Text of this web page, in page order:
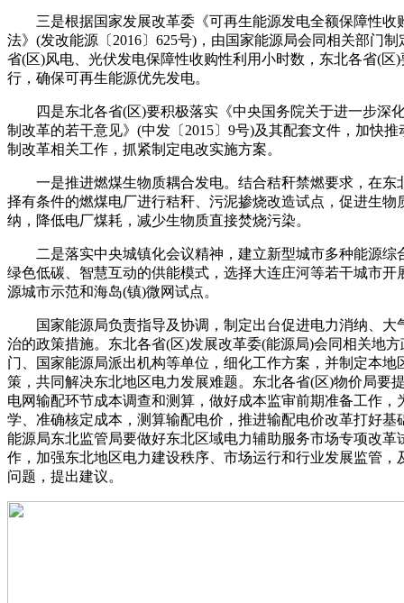
三是根据国家发展改革委《可再生能源发电全额保障性收
法》(发改能源〔2016〕625号)，由国家能源局会同相关部门制
省(区)风电、光伏发电保障性收购性利用小时数，东北各省(区
行，确保可再生能源优先发电。
四是东北各省(区)要积极落实《中央国务院关于进一步深
制改革的若干意见》(中发〔2015〕9号)及其配套文件，加快推
制改革相关工作，抓紧制定电改实施方案。
一是推进燃煤生物质耦合发电。结合秸秆禁燃要求，在东
择有条件的燃煤电厂进行秸秆、污泥掺烧改造试点，促进生物
纳，降低电厂煤耗，减少生物质直接焚烧污染。
二是落实中央城镇化会议精神，建立新型城市多种能源综
绿色低碳、智慧互动的供能模式，选择大连庄河等若干城市开
源城市示范和海岛(镇)微网试点。
国家能源局负责指导及协调，制定出台促进电力消纳、大
治的政策措施。东北各省(区)发展改革委(能源局)会同相关地方
门、国家能源局派出机构等单位，细化工作方案，并制定本地
策，共同解决东北地区电力发展难题。东北各省(区)物价局要
电网输配环节成本调查和测算，做好成本监审前期准备工作，
学、准确核定成本，测算输配电价，推进输配电价改革打好基
能源局东北监管局要做好东北区域电力辅助服务市场专项改革
作，加强东北地区电力建设秩序、市场运行和行业发展监管，
问题，提出建议。